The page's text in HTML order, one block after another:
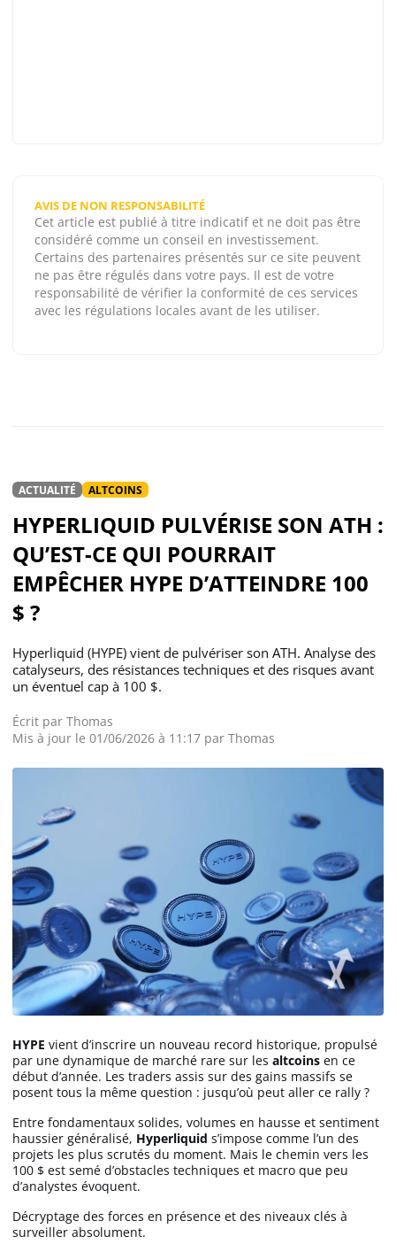
AVIS DE NON RESPONSABILITÉ
Cet article est publié à titre indicatif et ne doit pas être
considéré comme un conseil en investissement.
Certains des partenaires présentés sur ce site peuvent
ne pas être régulés dans votre pays. Il est de votre
responsabilité de vérifier la conformité de ces services
avec les régulations locales avant de les utiliser.
ACTUALITÉ ALTCOINS
HYPERLIQUID PULVÉRISE SON ATH :
QU’EST-CE QUI POURRAIT
EMPÊCHER HYPE D’ATTEINDRE 100
$ ?
Hyperliquid (HYPE) vient de pulvériser son ATH. Analyse des
catalyseurs, des résistances techniques et des risques avant
un éventuel cap à 100 $.
Écrit par Thomas
Mis à jour le 01/06/2026 à 11:17 par Thomas
HYPE vient d’inscrire un nouveau record historique, propulsé
par une dynamique de marché rare sur les altcoins en ce
début d’année. Les traders assis sur des gains massifs se
posent tous la même question : jusqu’où peut aller ce rally ?
Entre fondamentaux solides, volumes en hausse et sentiment
haussier généralisé, Hyperliquid s’impose comme l’un des
projets les plus scrutés du moment. Mais le chemin vers les
100 $ est semé d’obstacles techniques et macro que peu
d’analystes évoquent.
Décryptage des forces en présence et des niveaux clés à
surveiller absolument.